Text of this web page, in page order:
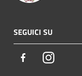
SEGUICI SU
FacebookInstagram